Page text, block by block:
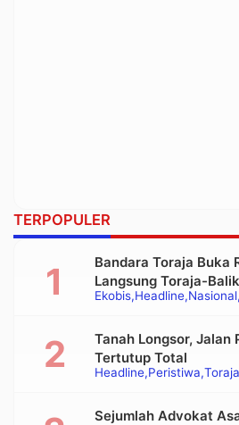
TERPOPULER
Ekobis Headline Nasional
Bandara Toraja Buka
Langsung Toraja-
Headline Peristiwa
Tanah Longsor, Jalan
Tertutup Total
Sejumlah Advokat